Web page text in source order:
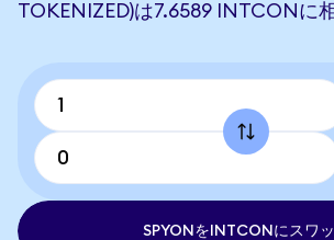
TOKENIZED)は7.6589 INTCONに
SPYONをINTCONにスワ